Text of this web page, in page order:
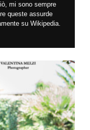
mi sono sempre
queste assurde
su Wikipedia.